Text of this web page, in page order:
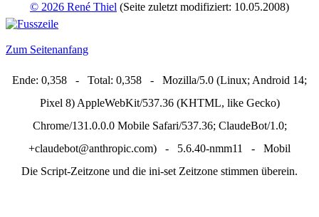
© 2026 René Thiel (Seite zuletzt modifiziert: 10.05.2008)
Zum Seitenanfang
Ende: 0,358 - Total: 0,358 - Mozilla/5.0 (Linux; Android 14;
Pixel 8) AppleWebKit/537.36 (KHTML, like Gecko)
Chrome/131.0.0.0 Mobile Safari/537.36; ClaudeBot/1.0;
+claudebot@anthropic.com) - 5.6.40-nmm11 - Mobil
Die Script-Zeitzone und die ini-set Zeitzone stimmen überein.